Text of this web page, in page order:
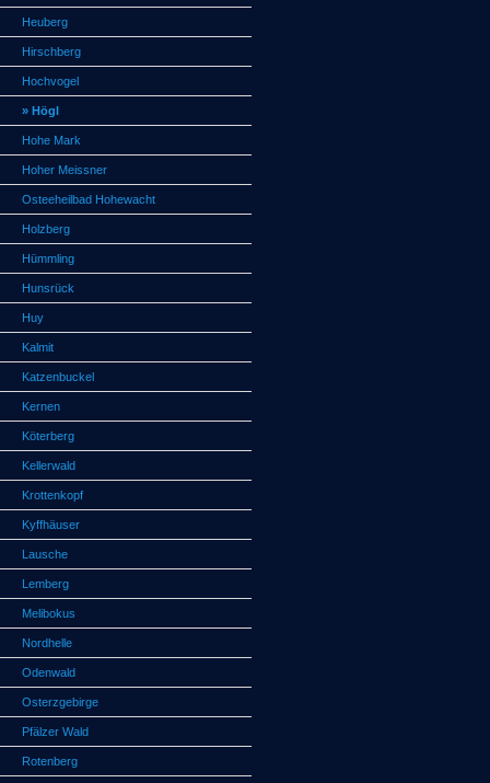
Heuberg
Hirschberg
Hochvogel
» Högl
Hohe Mark
Hoher Meissner
Osteeheilbad Hohewacht
Holzberg
Hümmling
Hunsrück
Huy
Kalmit
Katzenbuckel
Kernen
Köterberg
Kellerwald
Krottenkopf
Kyffhäuser
Lausche
Lemberg
Melibokus
Nordhelle
Odenwald
Osterzgebirge
Pfälzer Wald
Rotenberg